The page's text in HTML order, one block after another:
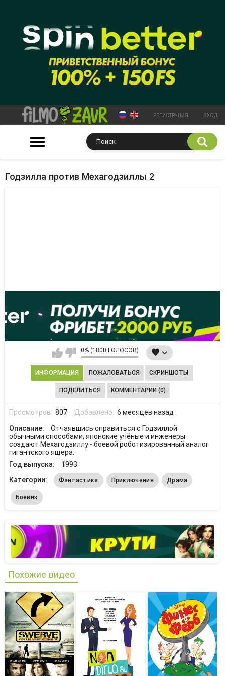
РЕГИСТРАЦИЯ ВХОД
Годзилла против Мехагодзиллы 2
0% (1800 ГОЛОСОВ)
ИНФОРМАЦИЯ ПОЖАЛОВАТЬСЯ СКРИНШОТЫ
ПОДЕЛИТЬСЯ КОММЕНТАРИИ (0)
Просмотров: 807 Добавлено: 6 месяцев назад
Описание:
Отчаявшись справиться с Годзиллой
обычными способами, японские учёные и инженеры
создают Мехагодзиллу - боевой роботизированный аналог
гигантского ящера.
Год выпуска:
1993
Категории:
Фантастика Приключения Драма
Боевик
Похожие видео